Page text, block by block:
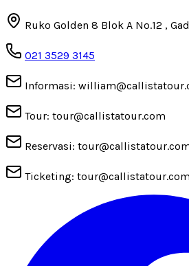
Ruko Golden 8 Blok A No.12 ,
021 3529 3145
Informasi:
Tour: tour@callistatour.com
Reservasi:
Ticketing: tour@callistatour.com